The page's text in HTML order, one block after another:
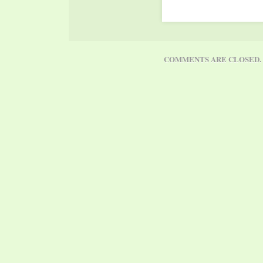
COMMENTS ARE CLOSED.